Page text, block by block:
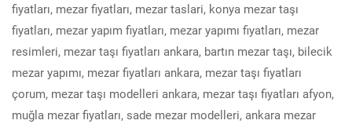
fiyatları, mezar fiyatları, mezar taslari, konya mezar taşı
fiyatları, mezar yapım fiyatları, mezar yapımı fiyatları, mezar
resimleri, mezar taşı fiyatları ankara, bartın mezar taşı, bilecik
mezar yapımı, mezar fiyatları ankara, mezar taşı fiyatları
çorum, mezar taşı modelleri ankara, mezar taşı fiyatları afyon,
muğla mezar fiyatları, sade mezar modelleri, ankara mezar